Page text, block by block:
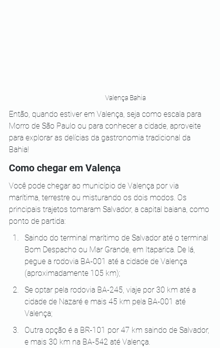
Valença Bahia
Então, quando estiver em Valença, seja como escala para
Morro de São Paulo ou para conhecer a cidade, aproveite
para explorar as delícias da gastronomia tradicional da
Bahia!
Como chegar em Valença
Você pode chegar ao município de Valença por via
marítima, terrestre ou misturando os dois modos. Os
principais trajetos tomaram Salvador, a capital baiana, como
ponto de partida:
Saindo do terminal marítimo de Salvador até o terminal
Bom Despacho ou Mar Grande, em Itaparica. De lá,
pegue a rodovia BA-001 até a cidade de Valença
(aproximadamente 105 km);
Se optar pela rodovia BA-245, viaje por 30 km até a
cidade de Nazaré e mais 45 km pela BA-001 até
Valença;
Outra opção é a BR-101 por 47 km saindo de Salvador,
e mais 30 km na BA-542 até Valença.